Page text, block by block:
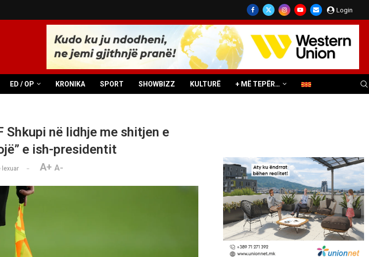
Login
ED / OP KRONIKA SPORT SHOWBIZZ KULTURË + MË TEPËR…
Shkupi në lidhje me shitjen e
e ish-presidentit
lexuar A+ A-